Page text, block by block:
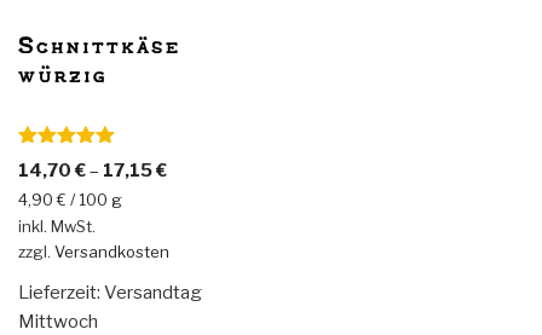
Schnittkäse
würzig
Bewertet
mit5.00
von 5
14,70 €– 17,15€
4,90€ /100 g
inkl. MwSt.
zzgl. Versandkosten
Lieferzeit: Versandtag
Mittwoch